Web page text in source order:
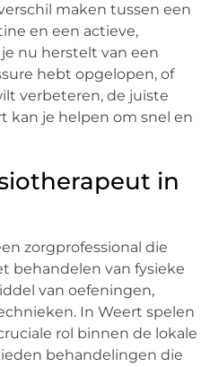
maken tussen een
en een actieve,
nu herstelt van een
hebt opgelopen, of
verbeteren, de juiste
kan je helpen om snel en
in
zorgprofessional die
behandelen van fysieke
van oefeningen,
In Weert spelen
rol binnen de lokale
behandelingen die